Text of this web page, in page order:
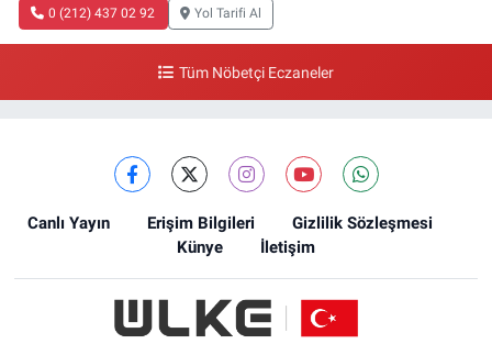
0 (212) 437 02 92 Yol Tarifi Al
Tüm Nöbetçi Eczaneler
Canlı Yayın Erişim Bilgileri
Gizlilik Sözleşmesi
Künye
İletişim